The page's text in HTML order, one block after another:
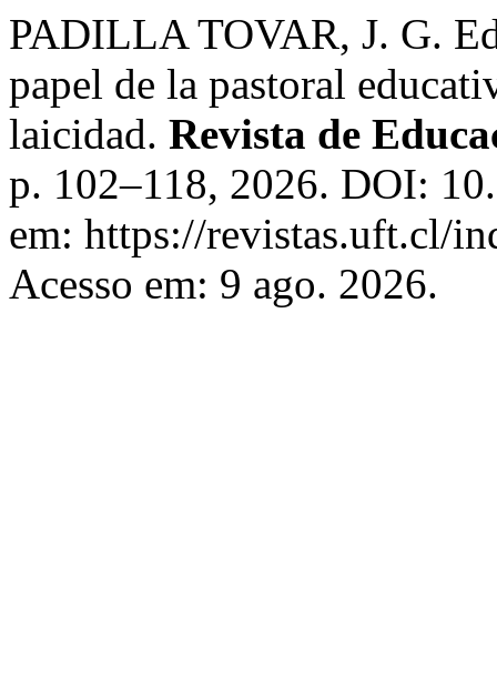
PADILLA TOVAR, J. G.
papel de la pastoral
laicidad. Revista de
p. 102–118, 2026. DOI:
em: https://revistas.uft.cl/
Acesso em: 9 ago. 2026.